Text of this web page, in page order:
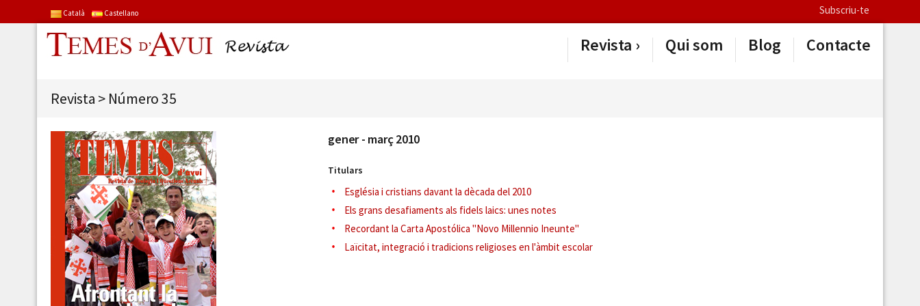
Català Castellano Subscriu-te
Revista Qui som Blog Contacte
Revista > Número 35
gener - març 2010
Titulars
Església i cristians davant la dècada del 2010
Els grans desafiaments als fidels laics: unes notes
Recordant la Carta Apostólica ''Novo Millennio Ineunte''
Laïcitat, integració i tradicions religioses en l'àmbit escolar